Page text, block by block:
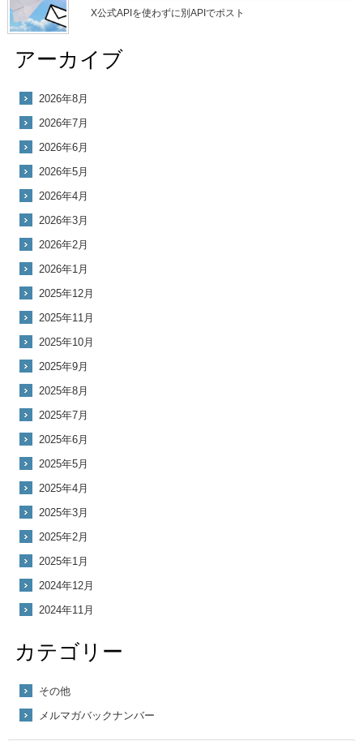
X公式APIを使わずに別APIでポスト
アーカイブ
2026年8月
2026年7月
2026年6月
2026年5月
2026年4月
2026年3月
2026年2月
2026年1月
2025年12月
2025年11月
2025年10月
2025年9月
2025年8月
2025年7月
2025年6月
2025年5月
2025年4月
2025年3月
2025年2月
2025年1月
2024年12月
2024年11月
カテゴリー
その他
メルマガバックナンバー